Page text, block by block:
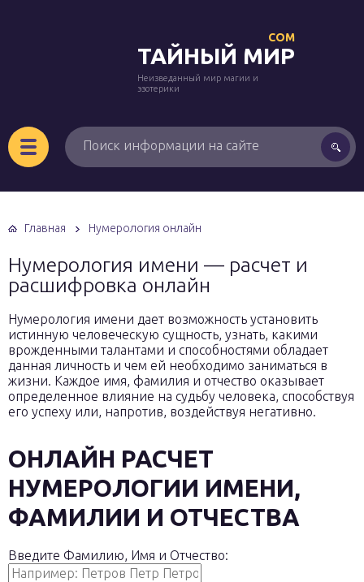
ТАЙНЫЙ МИР
COM
Неизведанный мир магии и
эзотерики
Главная Нумерология онлайн
Нумерология имени — расчет и
расшифровка онлайн
Нумерология имени дает возможность установить
истинную человеческую сущность, узнать, какими
врожденными талантами и способностями обладает
данная личность и чем ей необходимо заниматься в
жизни. Каждое имя, фамилия и отчество оказывает
определенное влияние на судьбу человека, способствуя
его успеху или, напротив, воздействуя негативно.
ОНЛАЙН РАСЧЕТ
НУМЕРОЛОГИИ ИМЕНИ,
ФАМИЛИИ И ОТЧЕСТВА
Введите Фамилию, Имя и Отчество: